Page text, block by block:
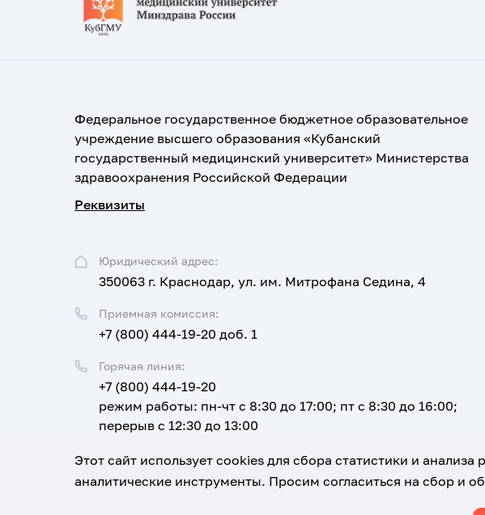
Федеральное государственное бюджетное образовательное
учреждение высшего образования «Кубанский
государственный медицинский университет» Министерства
здравоохранения Российской Федерации
Реквизиты
Юридический адрес:
350063 г. Краснодар, ул. им. Митрофана Седина, 4
Приемная комиссия:
+7 (800) 444-19-20 доб. 1
Горячая линия:
+7 (800) 444-19-20
режим работы: пн-чт с 8:30 до 17:00; пт с 8:30 до 16:00;
перерыв с 12:30 до 13:00
Email:
corpus@ksma.ru
Этот сайт использует cookies для сбора статистики и
аналитические инструменты. Просим согласиться на сбор и